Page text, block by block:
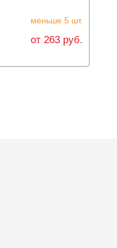
меньше 5 шт.
от 263 руб.